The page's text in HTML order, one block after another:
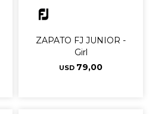
ZAPATO FJ JUNIOR -
Girl
USD 79,00